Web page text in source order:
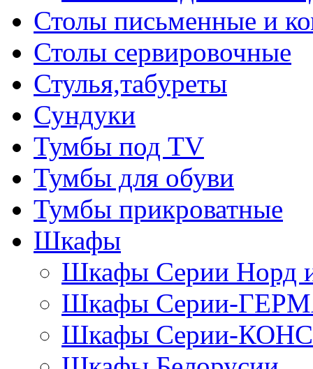
Столы письменные и
Столы сервировочные
Стулья,табуреты
Сундуки
Тумбы под TV
Тумбы для обуви
Тумбы прикроватные
Шкафы
Шкафы Серии
Шкафы Серии-
Шкафы Серии-